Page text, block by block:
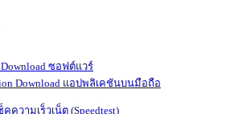
ซอฟต์แวร์
แอปพลิเคชันบนมือถือ
คความเร็วเน็ต (Speedtest)